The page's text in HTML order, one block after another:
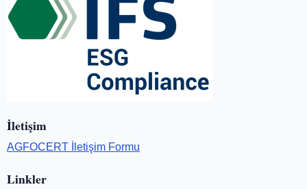
İletişim
AGFOCERT İletişim Formu
Linkler